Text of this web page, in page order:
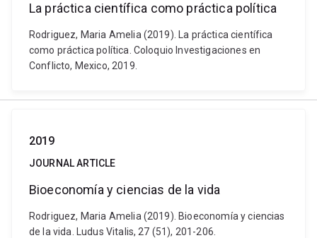
La práctica científica como práctica política
Rodriguez, Maria Amelia (2019). La práctica científica
como práctica política. Coloquio Investigaciones en
Conflicto, Mexico, 2019.
2019
JOURNAL ARTICLE
Bioeconomía y ciencias de la vida
Rodriguez, Maria Amelia (2019). Bioeconomía y ciencias
de la vida. Ludus Vitalis, 27 (51), 201-206.